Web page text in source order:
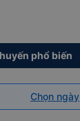
phổ biến
Chọn ngày